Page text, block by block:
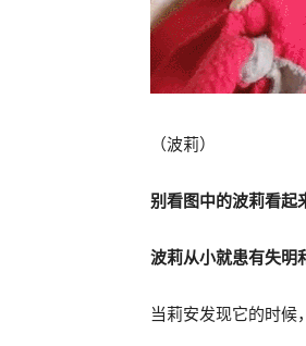
（波莉）
别看图中的波莉看起
波莉从小就患有失明
当莉安发现它的时候